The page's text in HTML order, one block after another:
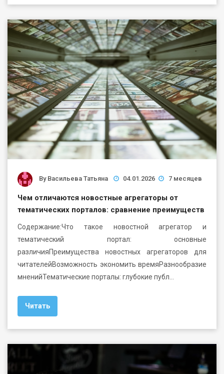
By Васильева Татьяна 04.01.2026 7 месяцев
Чем отличаются новостные агрегаторы от
тематических порталов: сравнение преимуществ
Содержание:Что такое новостной агрегатор и
тематический портал: основные
различияПреимущества новостных агрегаторов для
читателейВозможность экономить времяРазнообразие
мненийТематические порталы: глубокие публ…
Читать